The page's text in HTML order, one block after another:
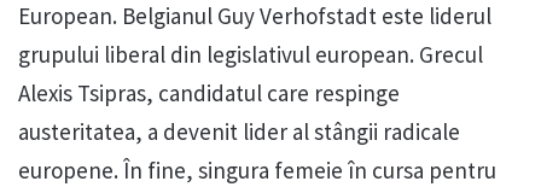
European. Belgianul Guy Verhofstadt este liderul
grupului liberal din legislativul european. Grecul
Alexis Tsipras, candidatul care respinge
austeritatea, a devenit lider al stângii radicale
europene. În fine, singura femeie în cursa pentru